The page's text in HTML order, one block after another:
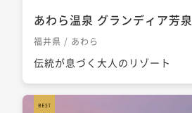
あわら温泉 グランディア芳泉
福井県 / あわら
伝統が息づく大人のリゾート